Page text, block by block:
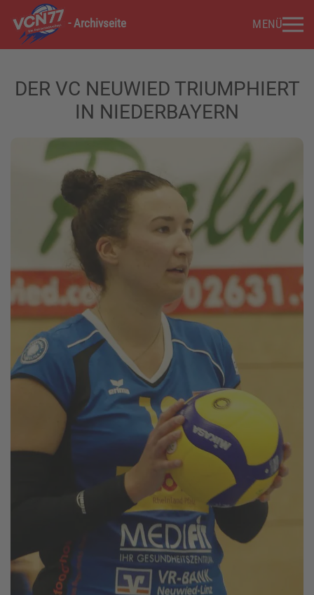
Zum Hauptinhalt springen
- Archivseite MENÜ
DER VC NEUWIED TRIUMPHIERT
IN NIEDERBAYERN